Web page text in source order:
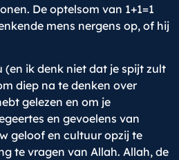
De optelsom van 1+1=1
mens nergens op, of hij
(en ik denk niet dat je spijt zult
diep na te denken over
gelezen en om je
en gevoelens van
geloof en cultuur opzij te
te vragen van Allah. Allah, de